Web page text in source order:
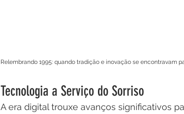
Relembrando 1995: quando tradição e inovação se encontravam
Tecnologia a Serviço do Sorriso
A era digital trouxe avanços significativos